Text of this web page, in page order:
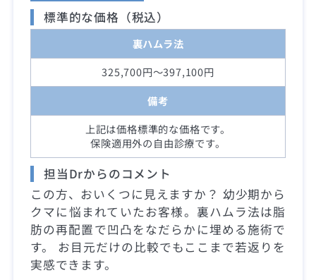
標準的な価格（税込）
裏ハムラ法
325,700円～397,100円
備考
上記は価格標準的な価格です。
保険適用外の自由診療です。
担当Drからのコメント
この方、おいくつに見えますか？ 幼少期から
クマに悩まれていたお客様。裏ハムラ法は脂
肪の再配置で凹凸をなだらかに埋める施術で
す。 お目元だけの比較でもここまで若返りを
実感できます。